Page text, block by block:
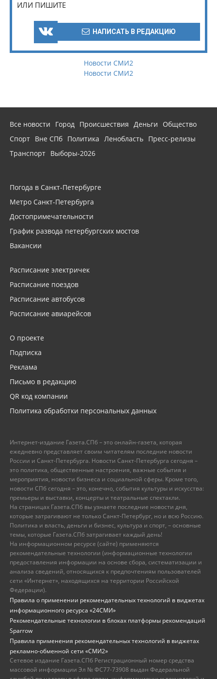
ИЛИ ПИШИТЕ
НАПИСАТЬ В РЕДАКЦИЮ
Новости СМИ2
Новости СМИ2
Все новости Город Происшествия Деньги
Общество
Спорт Вне СПб Политика Ленобласть Пресс-релизы
Транспорт Выборы-2026
Погода в Санкт-Петербурге
Метро Санкт-Петербурга
Достопримечательности
График развода петербургских мостов
Вакансии
Расписание электричек
Расписание поездов
Расписание автобусов
Расписание авиарейсов
О проекте
Подписка
Реклама
Письмо в редакцию
QR код компании
Политика обработки персональных данных
Интернет-издание Газета.СПб – это онлайн-газета, которая
ежедневно представляет своим читателям последние новости
России и Санкт-Петербурга. Новости Санкт-Петербурга сегодня –
это политика, общественные настроения, важные события и
мероприятия, новости бизнеса и социальной сферы. Кроме того,
новости СПб сегодня – это, конечно, события культуры и искусства:
премьеры и выставки, концерты и театральные спектакли.
На страницах Газета.СПб вы узнаете последние новости дня,
которые затрагивают не только Санкт-Петербург, но и всю Россию.
Политика и власть, деньги и бизнес, культура и спорт, – основные
темы, которые Газета.СПб затрагивает каждый день!
На информационном ресурсе (сайте) применяются
рекомендательные технологии (информационные технологии
предоставления информации на основе сбора, систематизации и
анализа сведений, относящихся к предпочтениям пользователей
сети «Интернет», находящихся на территории Российской
Федерации).
Правила о применении рекомендательных технологий в виджетах
информационного ресурса «24СМИ»
Рекомендательные технологии в блоках платформы рекомендаций
Sparrow
Правила применения рекомендательных технологий в виджетах
рекламно-обменной сети «СМИ2»
Сетевое издание Газета.СПб Регистрационный номер средства
массовой информации Эл № ФС77-73908 выдан Федеральной